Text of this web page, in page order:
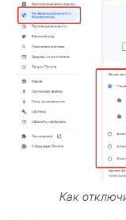
Как